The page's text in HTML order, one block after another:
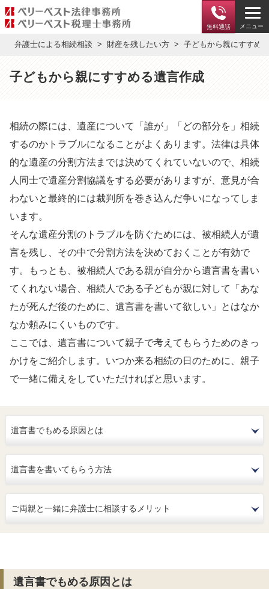
無料通話 メニュー
弁護士による相続相談 財産を残したい方 子どもから親にすすめ
子どもから親にすすめる遺言作成
相続の際には、遺産について「誰が」「どの部分を」相続
するのかトラブルになることがよくあります。法律は具体
的な遺産の分割方法までは決めてくれていないので、相続
人同士で遺産分割協議をする必要がありますが、意見が合
わないと最終的には裁判所を巻き込んだ争いになってしま
います。
そんな遺産分割のトラブルを防ぐためには、被相続人が遺
言を残し、その中で分割方法を決めておくことが有効で
す。もっとも、被相続人である親が自分から遺言書を書い
てくれない場合、相続人である子どもが親に対して「あな
たが死んだ後のために、遺言書を書いて欲しい」とはなか
なか頼みにくいものです。
ここでは、遺言書について親子で考えてもらうためのきっ
かけをご紹介します。いつか来る相続の日のために、親子
で一緒に備えをしていただければと思います。
遺言書でもめる原因とは
遺言書を書いてもらう方法
ご両親と一緒に弁護士に相談するメリット
遺言書でもめる原因とは